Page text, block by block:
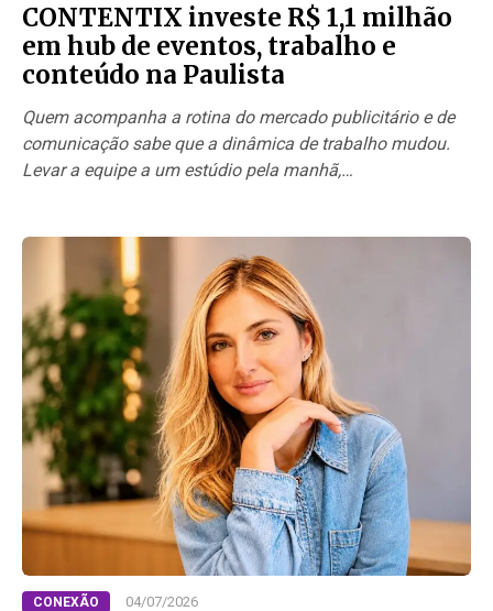
CONTENTIX investe R$ 1,1 milhão
em hub de eventos, trabalho e
conteúdo na Paulista
Quem acompanha a rotina do mercado publicitário e de
comunicação sabe que a dinâmica de trabalho mudou.
Levar a equipe a um estúdio pela manhã,…
CONEXÃO 04/07/2026